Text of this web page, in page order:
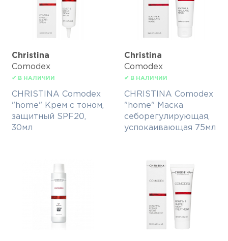
Christina
Comodex
✔ В НАЛИЧИИ
CHRISTINA Comodex
"home" Крем с тоном,
защитный SPF20,
30мл
Christina
Comodex
✔ В НАЛИЧИИ
CHRISTINA Comodex
"home" Маска
себорегулирующая,
успокаивающая 75мл